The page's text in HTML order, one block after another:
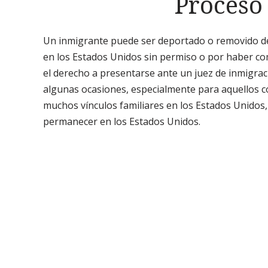
Un inmigrante puede ser deportado o removido
en los Estados Unidos sin permiso o por haber
el derecho a presentarse ante un juez de
algunas ocasiones, especialmente para aquellos
muchos vínculos familiares en los Estados
permanecer en los Estados Unidos.